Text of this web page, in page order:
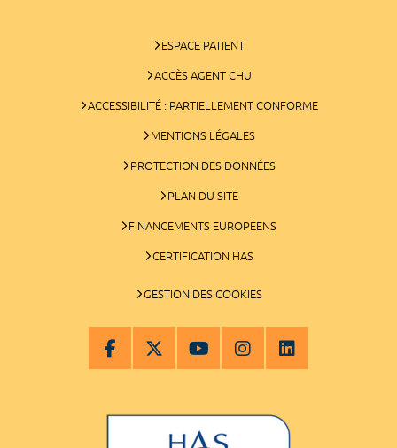
ESPACE PATIENT
ACCÈS AGENT CHU
ACCESSIBILITÉ : PARTIELLEMENT CONFORME
MENTIONS LÉGALES
PROTECTION DES DONNÉES
PLAN DU SITE
FINANCEMENTS EUROPÉENS
CERTIFICATION HAS
GESTION DES COOKIES